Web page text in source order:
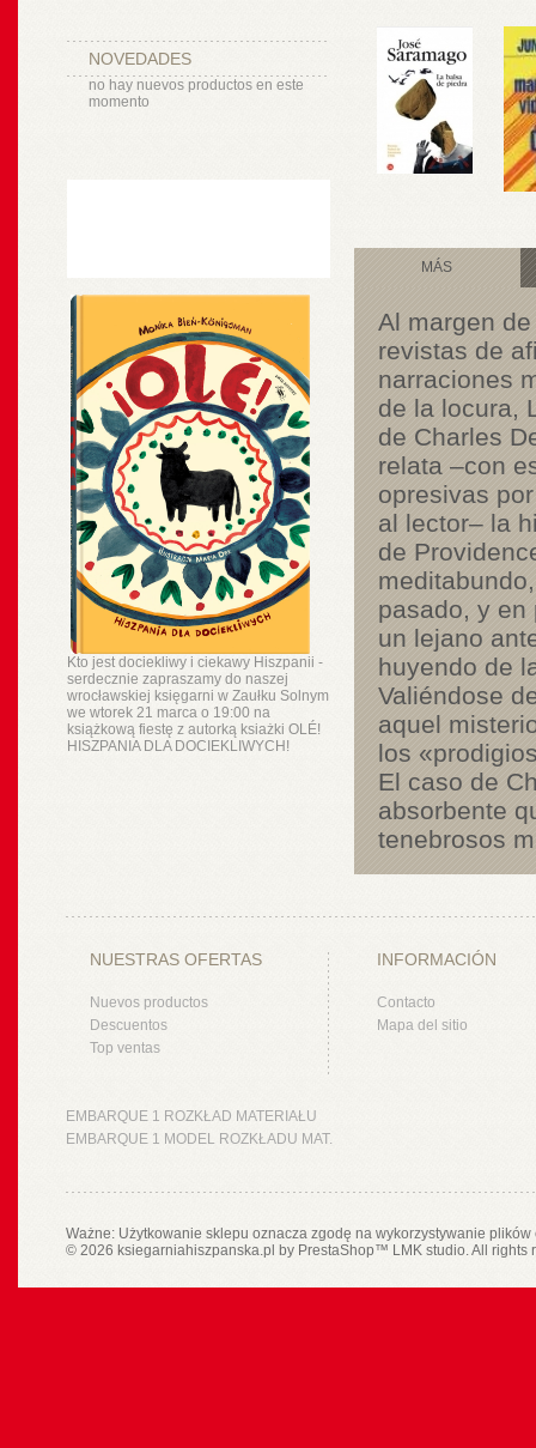
NOVEDADES
no hay nuevos productos en este
momento
Kto jest dociekliwy i ciekawy Hiszpanii -
serdecznie zapraszamy do naszej
wrocławskiej księgarni w Zaułku Solnym
we wtorek 21 marca o 19:00 na
książkową fiestę z autorką ksiażki OLÉ!
HISZPANIA DLA DOCIEKLIWYCH!
MÁS
Al margen
revistas de
narraciones
de la locura,
de Charles
relata –con
opresivas
al lector– la
de
pasado, y en
un lejano
huyendo de
Valiéndose
aquel
los
El caso de
absorbente
tenebrosos
NUESTRAS OFERTAS
Nuevos productos
Descuentos
Top ventas
INFORMACIÓN
Contacto
Mapa del sitio
EMBARQUE 1 ROZKŁAD MATERIAŁU
EMBARQUE 1 MODEL ROZKŁADU MAT.
Ważne: Użytkowanie sklepu oznacza zgodę na wykorzystywanie
© 2026 ksiegarniahiszpanska.pl by PrestaShop™ LMK studio. All rights